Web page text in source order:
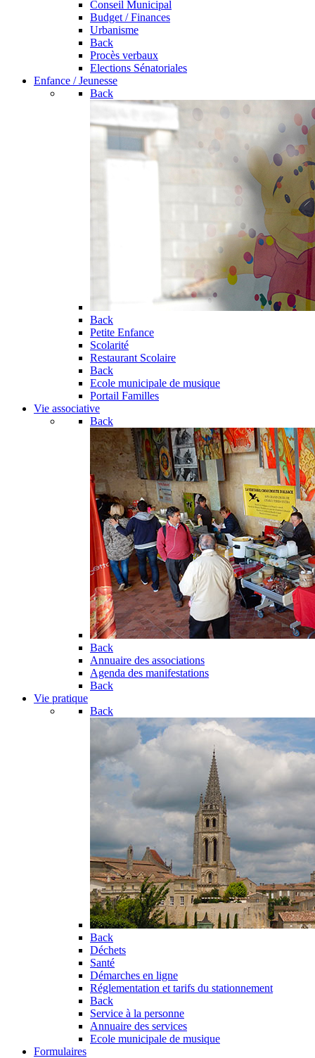
Conseil Municipal
Budget / Finances
Urbanisme
Back
Procès verbaux
Elections Sénatoriales
Enfance / Jeunesse
Back
Back
Petite Enfance
Scolarité
Restaurant Scolaire
Back
Ecole municipale de musique
Portail Familles
Vie associative
Back
Back
Annuaire des associations
Agenda des manifestations
Back
Vie pratique
Back
Back
Déchets
Santé
Démarches en ligne
Réglementation et tarifs du stationnement
Back
Service à la personne
Annuaire des services
Ecole municipale de musique
Formulaires